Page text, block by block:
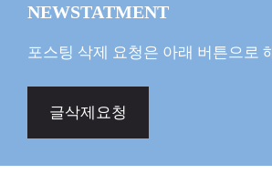
NEWSTATMENT
포스팅 삭제 요청은 아래 버튼으로
글삭제요청